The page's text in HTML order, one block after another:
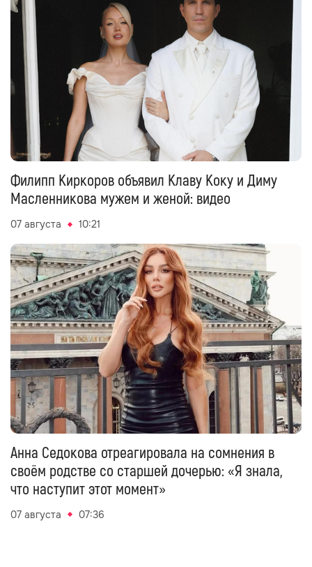
Филипп Киркоров объявил Клаву Коку и Диму
Масленникова мужем и женой: видео
07 августа 10:21
Анна Седокова отреагировала на сомнения в
своём родстве со старшей дочерью: «Я знала,
что наступит этот момент»
07 августа 07:36